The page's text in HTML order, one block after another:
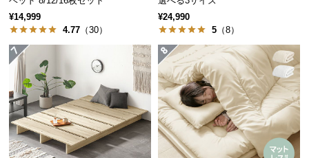
お
知
ら
せ
ブ
ロ
グ
¥14,999
4.77 （30）
¥24,990
5 （8）